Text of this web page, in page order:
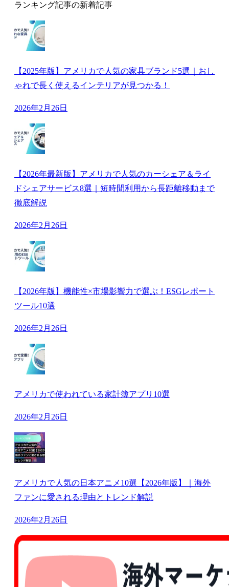
ランキング記事の新着記事
【2025年版】アメリカで人気の家具ブランド5選｜おし
ゃれで長く使えるインテリアが見つかる！
2026年2月26日
【2026年最新版】アメリカで人気のカーシェア＆ライ
ドシェアサービス8選｜短時間利用から長距離移動まで
徹底解説
2026年2月26日
【2026年版】機能性×市場影響力で選ぶ！ESGレポート
ツール10選
2026年2月26日
アメリカで使われている家計簿アプリ10選
2026年2月26日
アメリカで人気の日本アニメ10選【2026年版】｜海外
ファンに愛される理由とトレンド解説
2026年2月26日